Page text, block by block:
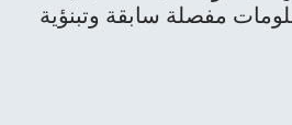
مفصلة سابقة وتبنؤية